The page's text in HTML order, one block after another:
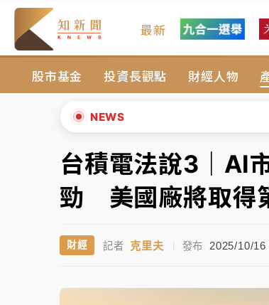
最新
股市基金 投資長觀點 財經人物
NEWS
台積電殺35元、台股跌近300點 被
中信慈善基金會想增加董事人數！
故宮《龍藏經》特展第2檔！今線
台東農業處長涉圖利渡假村！東檢
女律師陳昱瑄詐慈濟10億！黃金
▲
▼
台積電法說3｜AI
勁 美國廠將取得
財經 記者 克里夫 | 發布 2025/10/16